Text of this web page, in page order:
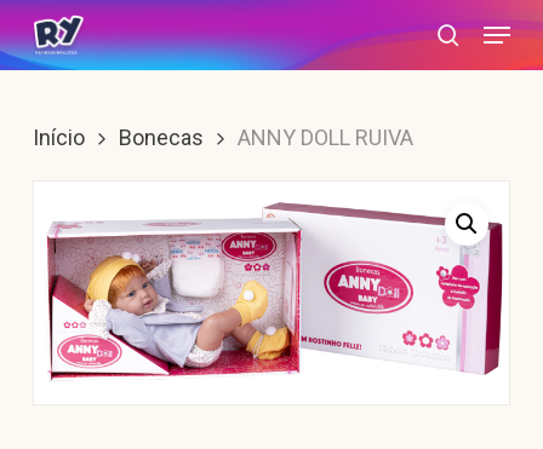
Skip
to
content
search
Menu
Início Bonecas ANNY DOLL RUIVA